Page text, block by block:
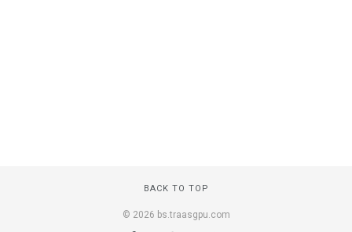
BACK TO TOP
© 2026 bs.traasgpu.com